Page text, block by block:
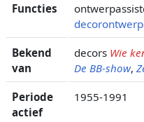
Functies
Bekend
van
decors Wie
De BB-show,
Periode
actief
1955-1991